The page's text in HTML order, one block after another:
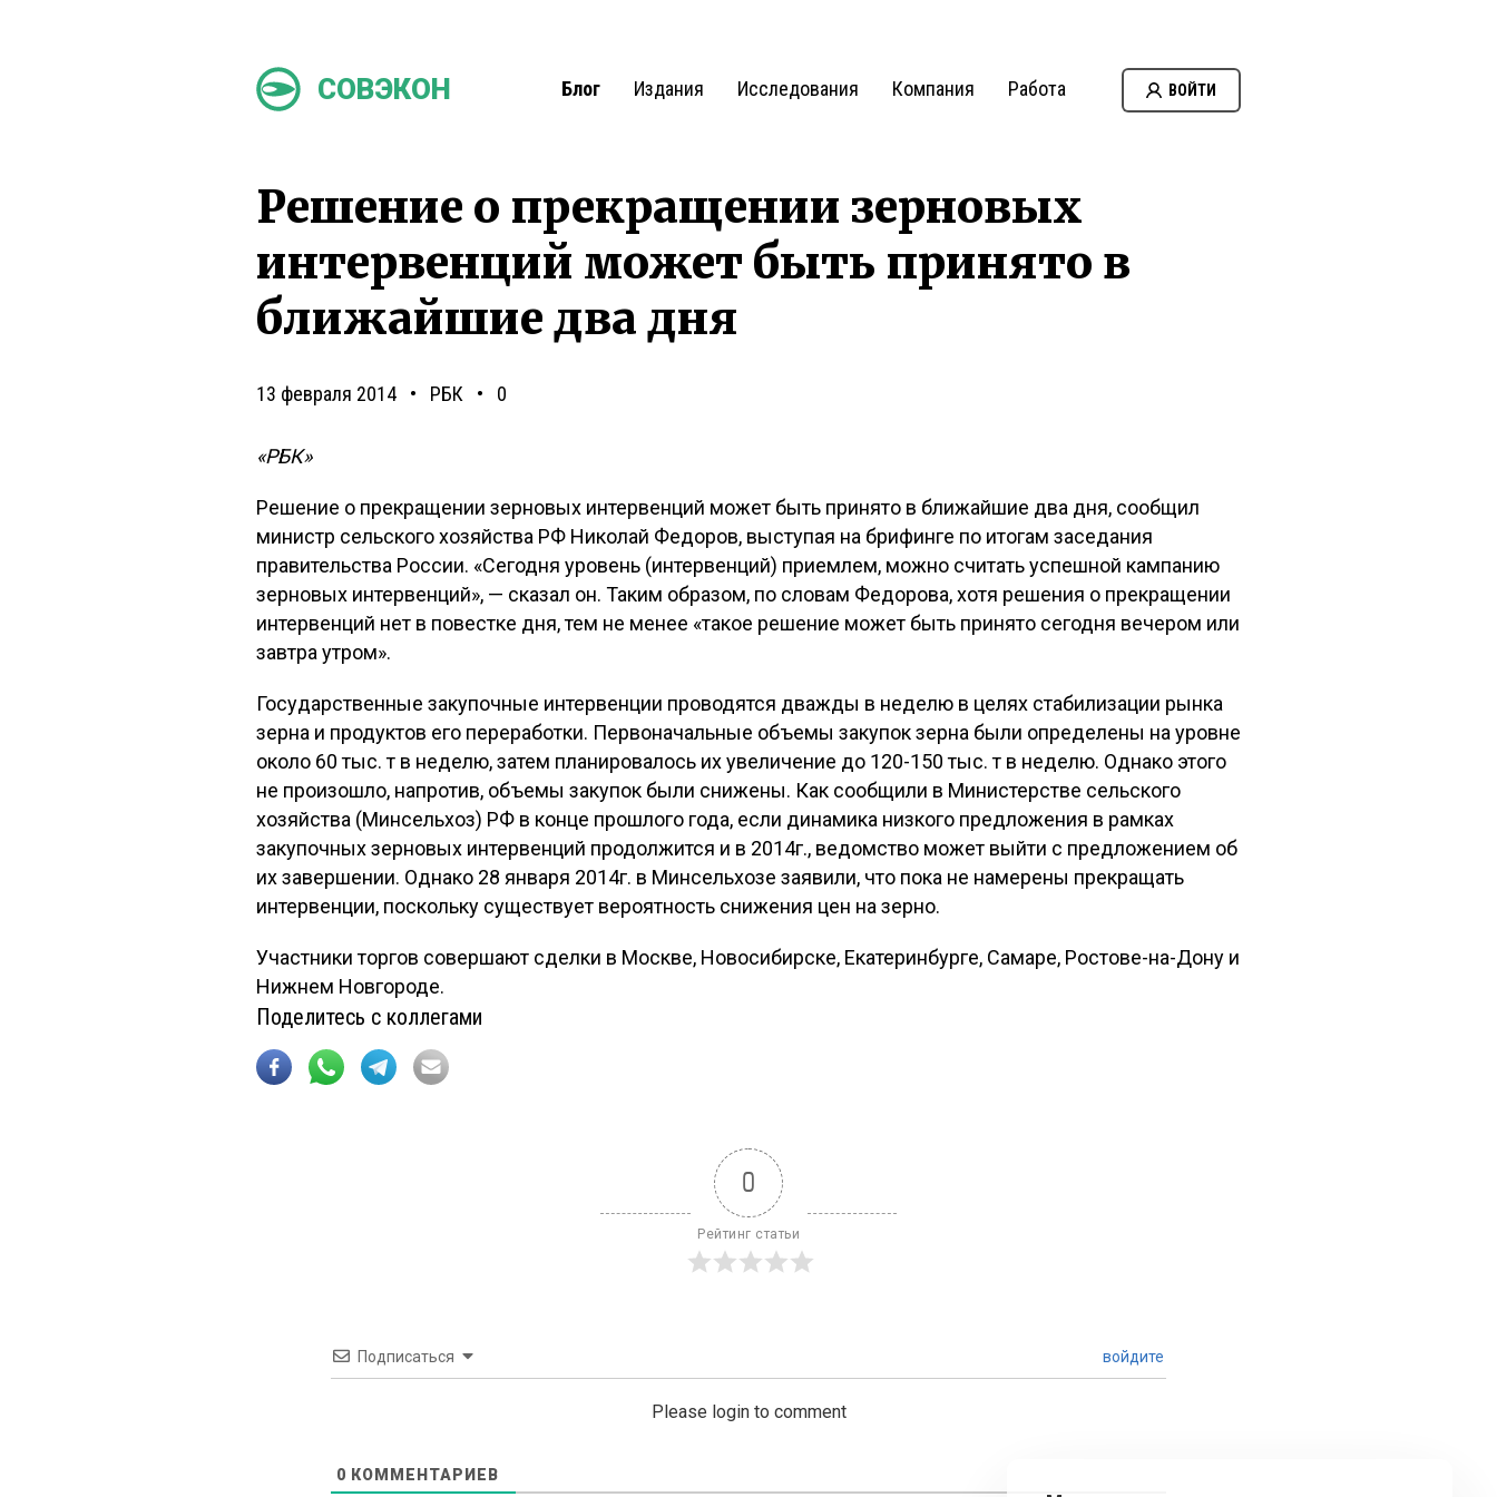
СОВЭКОН Блог Издания Исследования Компания Работа ВОЙТИ
Решение о прекращении зерновых
интервенций может быть принято в
ближайшие два дня
13 февраля 2014 РБК 0
«РБК»
Решение о прекращении зерновых интервенций может быть принято в ближайшие два дня, сообщил
министр сельского хозяйства РФ Николай Федоров, выступая на брифинге по итогам заседания
правительства России. «Сегодня уровень (интервенций) приемлем, можно считать успешной кампанию
зерновых интервенций», — сказал он. Таким образом, по словам Федорова, хотя решения о прекращении
интервенций нет в повестке дня, тем не менее «такое решение может быть принято сегодня вечером или
завтра утром».
Государственные закупочные интервенции проводятся дважды в неделю в целях стабилизации рынка
зерна и продуктов его переработки. Первоначальные объемы закупок зерна были определены на уровне
около 60 тыс. т в неделю, затем планировалось их увеличение до 120-150 тыс. т в неделю. Однако этого
не произошло, напротив, объемы закупок были снижены. Как сообщили в Министерстве сельского
хозяйства (Минсельхоз) РФ в конце прошлого года, если динамика низкого предложения в рамках
закупочных зерновых интервенций продолжится и в 2014г., ведомство может выйти с предложением об
их завершении. Однако 28 января 2014г. в Минсельхозе заявили, что пока не намерены прекращать
интервенции, поскольку существует вероятность снижения цен на зерно.
Участники торгов совершают сделки в Москве, Новосибирске, Екатеринбурге, Самаре, Ростове-на-Дону и
Нижнем Новгороде.
Поделитесь с коллегами
0
Рейтинг статьи
Подписаться войдите
Please login to comment
0 КОММЕНТАРИЕВ